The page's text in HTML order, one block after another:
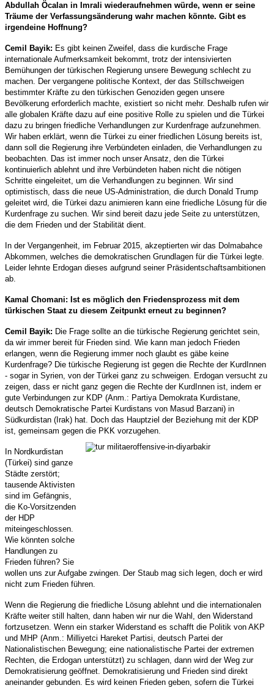
Abdullah Öcalan in Imrali wiederaufnehmen würde, wenn er seine
Träume der Verfassungsänderung wahr machen könnte. Gibt es
irgendeine Hoffnung?
Cemil Bayik: Es gibt keinen Zweifel, dass die kurdische Frage
internationale Aufmerksamkeit bekommt, trotz der intensivierten
Bemühungen der türkischen Regierung unsere Bewegung schlecht zu
machen. Der vergangene politische Kontext, der das Stillschweigen
bestimmter Kräfte zu den türkischen Genoziden gegen unsere
Bevölkerung erforderlich machte, existiert so nicht mehr. Deshalb rufen wir
alle globalen Kräfte dazu auf eine positive Rolle zu spielen und die Türkei
dazu zu bringen friedliche Verhandlungen zur Kurdenfrage aufzunehmen.
Wir haben erklärt, wenn die Türkei zu einer friedlichen Lösung bereits ist,
dann soll die Regierung ihre Verbündeten einladen, die Verhandlungen zu
beobachten. Das ist immer noch unser Ansatz, den die Türkei
kontinuierlich ablehnt und ihre Verbündeten haben nicht die nötigen
Schritte eingeleitet, um die Verhandlungen zu beginnen. Wir sind
optimistisch, dass die neue US-Administration, die durch Donald Trump
geleitet wird, die Türkei dazu animieren kann eine friedliche Lösung für die
Kurdenfrage zu suchen. Wir sind bereit dazu jede Seite zu unterstützen,
die dem Frieden und der Stabilität dient.
In der Vergangenheit, im Februar 2015, akzeptierten wir das Dolmabahce
Abkommen, welches die demokratischen Grundlagen für die Türkei legte.
Leider lehnte Erdogan dieses aufgrund seiner Präsidentschaftsambitionen
ab.
Kamal Chomani: Ist es möglich den Friedensprozess mit dem
türkischen Staat zu diesem Zeitpunkt erneut zu beginnen?
Cemil Bayik: Die Frage sollte an die türkische Regierung gerichtet sein,
da wir immer bereit für Frieden sind. Wie kann man jedoch Frieden
erlangen, wenn die Regierung immer noch glaubt es gäbe keine
Kurdenfrage? Die türkische Regierung ist gegen die Rechte der KurdInnen
- sogar in Syrien, von der Türkei ganz zu schweigen. Erdogan versucht zu
zeigen, dass er nicht ganz gegen die Rechte der KurdInnen ist, indem er
gute Verbindungen zur KDP (Anm.: Partiya Demokrata Kurdistane,
deutsch Demokratische Partei Kurdistans von Masud Barzani) in
Südkurdistan (Irak) hat. Doch das Hauptziel der Beziehung mit der KDP
ist, gemeinsam gegen die PKK vorzugehen.
In Nordkurdistan
(Türkei) sind ganze
Städte zerstört;
tausende Aktivisten
sind im Gefängnis,
die Ko-Vorsitzenden
der HDP
miteingeschlossen.
Wie könnten solche
Handlungen zu
Frieden führen? Sie
wollen uns zur Aufgabe zwingen. Der Staub mag sich legen, doch er wird
nicht zum Frieden führen.
Wenn die Regierung die friedliche Lösung ablehnt und die internationalen
Kräfte weiter still halten, dann haben wir nur die Wahl, den Widerstand
fortzusetzen. Wenn ein starker Widerstand es schafft die Politik von AKP
und MHP (Anm.: Milliyetci Hareket Partisi, deutsch Partei der
Nationalistischen Bewegung; eine nationalistische Partei der extremen
Rechten, die Erdogan unterstützt) zu schlagen, dann wird der Weg zur
Demokratisierung geöffnet. Demokratisierung und Frieden sind direkt
aneinander gebunden. Es wird keinen Frieden geben, sofern die Türkei